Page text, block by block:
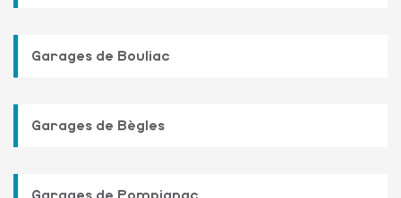
Garages de Bouliac
Garages de Bègles